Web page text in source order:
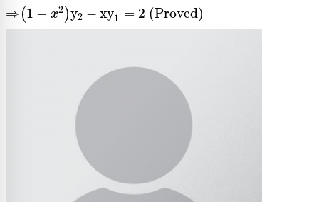
⇒ (1 − x2)y2 − xy1 = 2 (Proved)
1-x 2-xy Proved